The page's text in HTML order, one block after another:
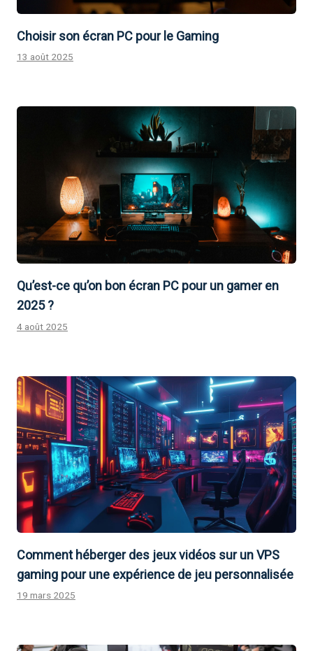
Choisir son écran PC pour le Gaming
13 août 2025
Qu’est-ce qu’on bon écran PC pour un gamer en
2025 ?
4 août 2025
Comment héberger des jeux vidéos sur un VPS
gaming pour une expérience de jeu personnalisée
19 mars 2025